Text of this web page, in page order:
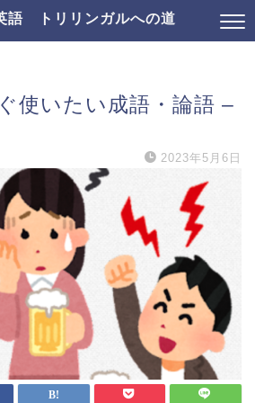
語 トリリンガルへの道
使いたい成語・論語 –
2023年5月6日